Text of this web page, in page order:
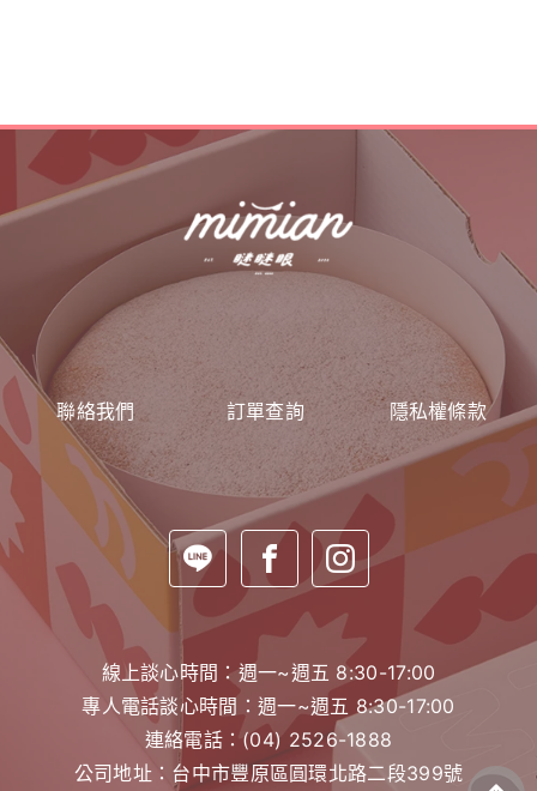
聯絡我們 訂單查詢 隱私權條款
線上談心時間：週一~週五 8:30-17:00
專人電話談心時間：週一~週五 8:30-17:00
連絡電話： (04) 2526-1888
公司地址：台中市豐原區圓環北路二段399號